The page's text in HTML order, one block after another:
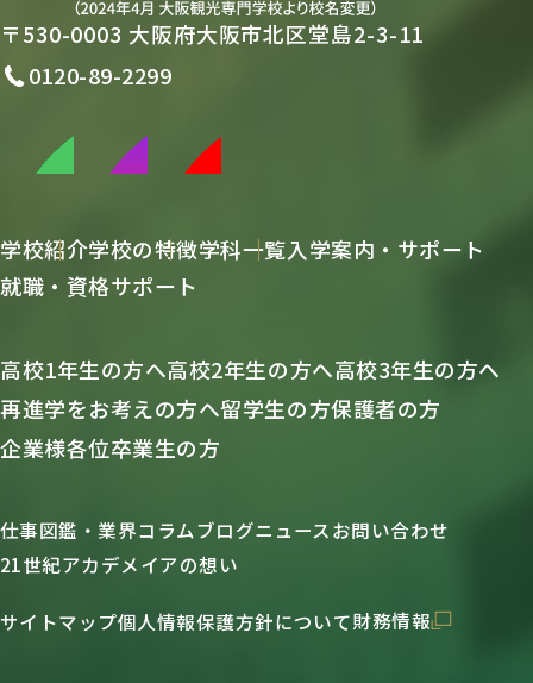
〒530-0003 大阪府大阪市北区堂島2-3-11
0120-89-2299
学校紹介学校の特徴学科一覧入学案内・サポート
就職・資格サポート
高校1年生の方へ高校2年生の方へ高校3年生の方へ
再進学をお考えの方へ留学生の方保護者の方
企業様各位卒業生の方
仕事図鑑・業界コラムブログニュースお問い合わせ
21世紀アカデメイアの想い
サイトマップ個人情報保護方針について財務情報